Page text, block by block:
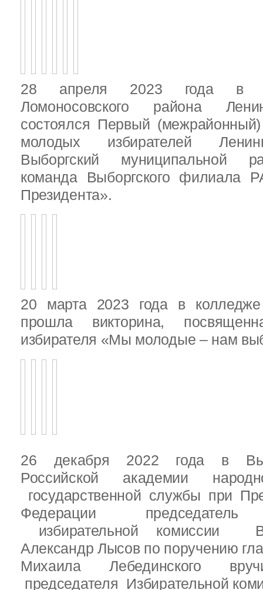
28 апреля 2023 года в
Ломоносовского района
состоялся Первый
молодых избирателей
Выборгский муниципальной
команда Выборгского филиала
Президента».
20 марта 2023 года в колледже
прошла викторина,
избирателя «Мы молодые – нам
26 декабря 2022 года в
Российской академии
государственной службы при
Федерации председатель
избирательной комиссии
Александр Лысов по поручению
Михаила Лебединского
председателя Избирательной